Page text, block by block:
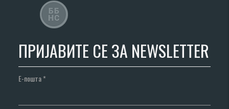
ПРИЈАВИТЕ СЕ ЗА NEWSLETTER
Е-пошта*